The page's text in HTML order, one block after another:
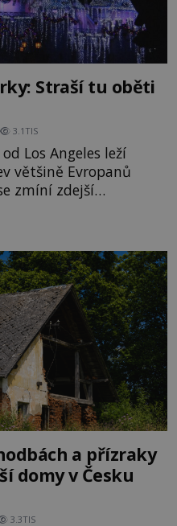
Straší tu oběti
3.1TIS
Los Angeles leží
většině Evropanů
zmíní zdejší
pomerančovníků.
lidí ročně. A ač je
z
a přízraky
domy v Česku
3.3TIS